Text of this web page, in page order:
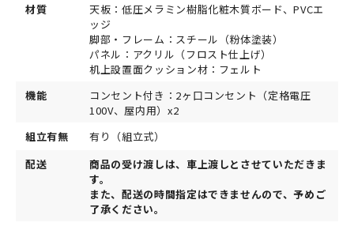
材質
天板：低圧メラミン樹脂化粧木質ボード、PVCエ
ッジ
脚部・フレーム：スチール（粉体塗装）
パネル：アクリル（フロスト仕上げ）
机上設置面クッション材：フェルト
機能
コンセント付き：2ヶ口コンセント（定格電圧
100V、屋内用）x2
組立有無
有り（組立式）
配送
商品の受け渡しは、車上渡しとさせていただきま
す。
また、配送の時間指定はできませんので、予めご
了承ください。